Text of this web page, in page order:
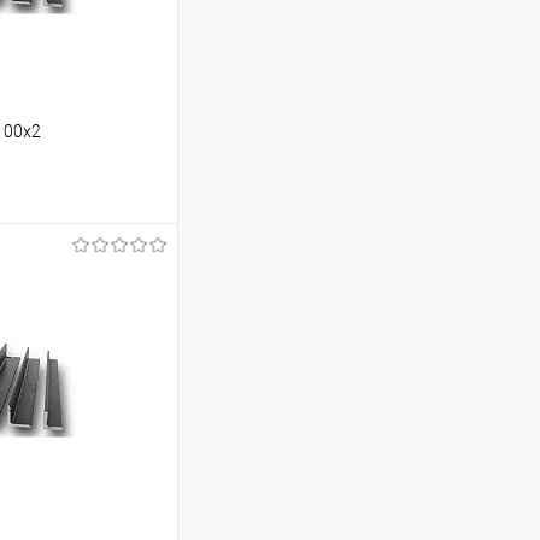
Сравнение
Под заказ